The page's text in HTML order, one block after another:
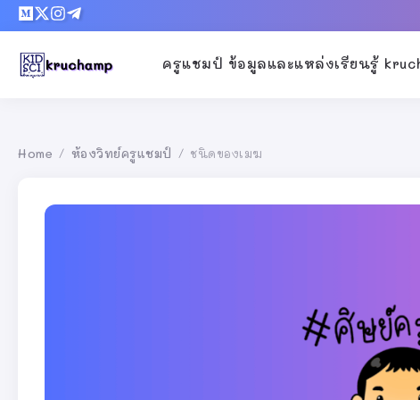
ครูแชมป์ ข้อมูลและแหล่งเรียนรู้
Home / ห้องวิทย์ครูแชมป์ / ชนิดของเมฆ